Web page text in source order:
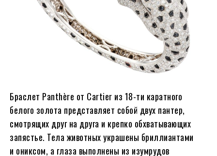
Браслет Panthère от Cartier из 18-ти каратного
белого золота представляет собой двух пантер,
смотрящих друг на друга и крепко обхватывающих
запястье. Тела животных украшены бриллиантами
и ониксом, а глаза выполнены из изумрудов